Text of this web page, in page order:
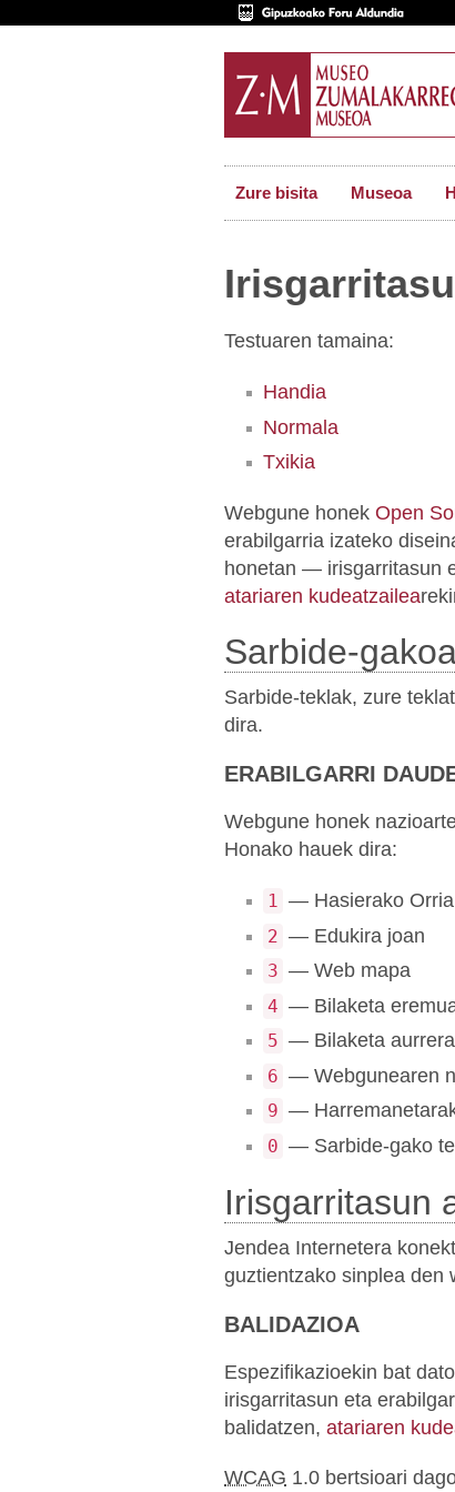
Zure bisita Museoa
Testuaren tamaina:
Handia
Normala
Txikia
Webgune honek Open
erabilgarria izateko
honetan — irisgarritasun
atariaren kudeatzailea
Sarbide-
Sarbide-teklak, zure
dira.
ERABILGARRI
Webgune honek
Honako hauek dira:
1 — Hasierako Orria
2 — Edukira joan
3 — Web mapa
4 — Bilaketa
5 — Bilaketa
6 — Webgunearen
9 —
0 — Sarbide-gako
Irisgarritasun
Jendea Internetera
guztientzako sinplea den
BALIDAZIOA
Espezifikazioekin bat
irisgarritasun eta
balidatzen, atariaren
WCAG 1.0 bertsioari